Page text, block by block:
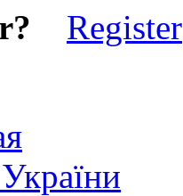
Register